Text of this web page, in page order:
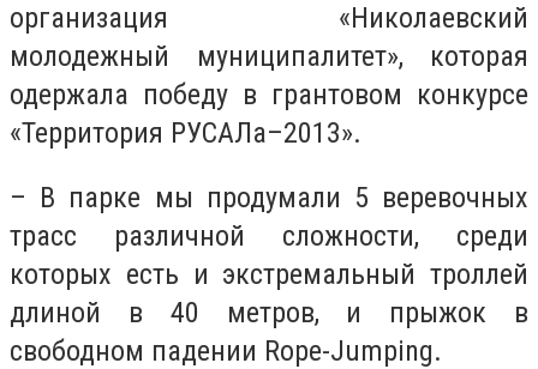
организация «Николаевский
молодежный муниципалитет», которая
одержала победу в грантовом конкурсе
«Территория РУСАЛа–2013».
– В парке мы продумали 5 веревочных
трасс различной сложности, среди
которых есть и экстремальный троллей
длиной в 40 метров, и прыжок в
свободном падении Rope-Jumping.